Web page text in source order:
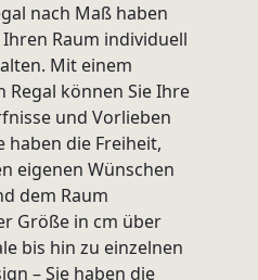
nach Maß haben
Raum individuell
Mit einem
Regal können Sie Ihre
und Vorlieben
haben die Freiheit,
eigenen Wünschen
dem Raum
Größe in cm über
bis hin zu einzelnen
– Sie haben die